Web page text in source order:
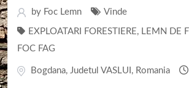
by Foc Lemn Vinde
EXPLOATARI FORESTIERE, LEMN DE
FOC FAG
Bogdana, Judetul VASLUI , Romania